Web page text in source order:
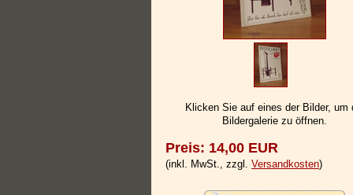
Klicken Sie auf eines der Bilder, um
Bildergalerie zu öffnen.
Preis: 14,00 EUR
(inkl. MwSt., zzgl. Versandkosten)